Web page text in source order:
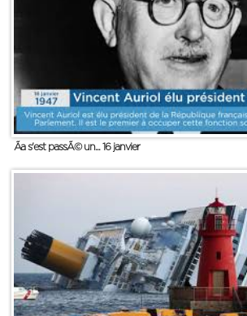
Ãa s'est passÃ© un... 16 janvier